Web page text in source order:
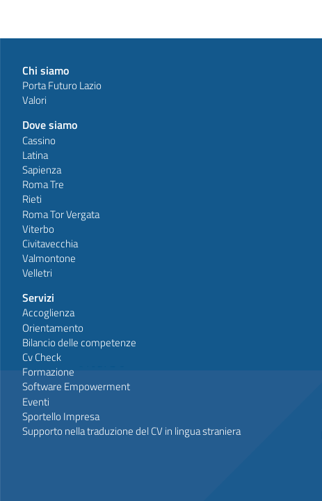
Chi siamo
Porta Futuro Lazio
Valori
Dove siamo
Cassino
Latina
Sapienza
Roma Tre
Rieti
Roma Tor Vergata
Viterbo
Civitavecchia
Valmontone
Velletri
Servizi
Accoglienza
Orientamento
Bilancio delle competenze
Cv Check
Formazione
Software Empowerment
Eventi
Sportello Impresa
Supporto nella traduzione del CV in lingua straniera